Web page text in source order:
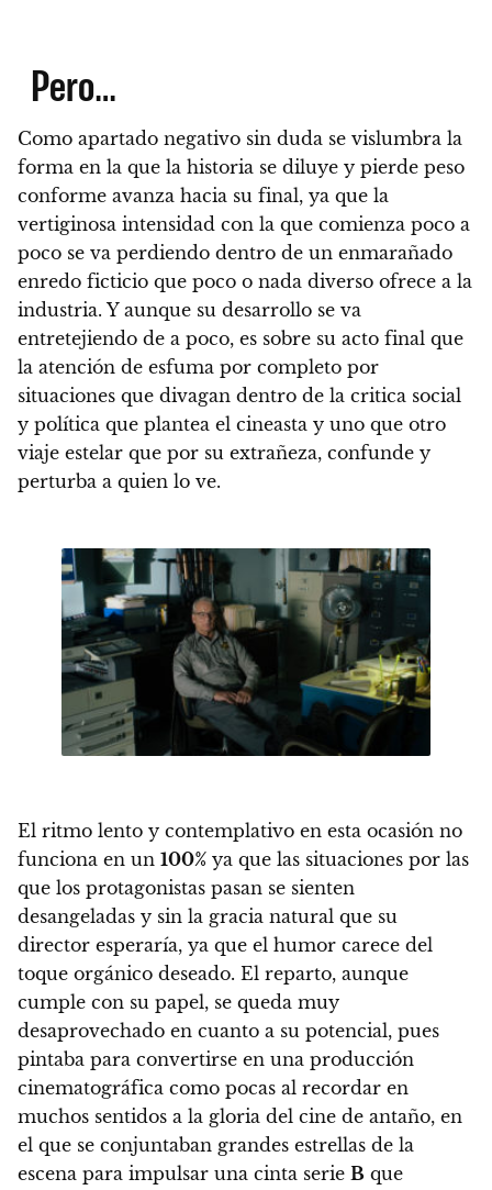
Pero…
Como apartado negativo sin duda se vislumbra la
forma en la que la historia se diluye y pierde peso
conforme avanza hacia su final, ya que la
vertiginosa intensidad con la que comienza poco a
poco se va perdiendo dentro de un enmarañado
enredo ficticio que poco o nada diverso ofrece a la
industria. Y aunque su desarrollo se va
entretejiendo de a poco, es sobre su acto final que
la atención de esfuma por completo por
situaciones que divagan dentro de la critica social
y política que plantea el cineasta y uno que otro
viaje estelar que por su extrañeza, confunde y
perturba a quien lo ve.
El ritmo lento y contemplativo en esta ocasión no
funciona en un 100% ya que las situaciones por las
que los protagonistas pasan se sienten
desangeladas y sin la gracia natural que su
director esperaría, ya que el humor carece del
toque orgánico deseado. El reparto, aunque
cumple con su papel, se queda muy
desaprovechado en cuanto a su potencial, pues
pintaba para convertirse en una producción
cinematográfica como pocas al recordar en
muchos sentidos a la gloria del cine de antaño, en
el que se conjuntaban grandes estrellas de la
escena para impulsar una cinta serie B que